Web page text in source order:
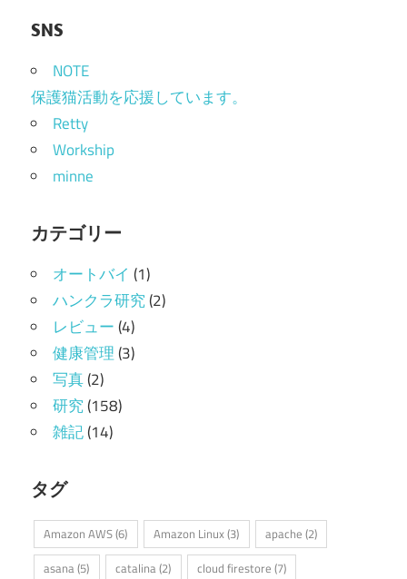
SNS
NOTE
保護猫活動を応援しています。
Retty
Workship
minne
カテゴリー
オートバイ (1)
ハンクラ研究(2)
レビュー(4)
健康管理(3)
写真(2)
研究(158)
雑記(14)
タグ
Amazon AWS(6) Amazon Linux(3) apache (2)
asana (5) catalina (2) cloud firestore (7)